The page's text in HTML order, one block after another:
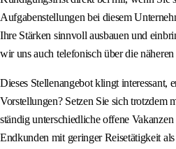
Aufgabenstellungen bei diesem
Ihre Stärken sinnvoll ausbauen und
wir uns auch telefonisch über die näheren
Dieses Stellenangebot klingt interessant,
Vorstellungen? Setzen Sie sich trotzdem
ständig unterschiedliche offene
Endkunden mit geringer Reisetätigkeit